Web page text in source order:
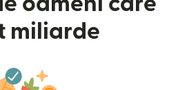
miliarde